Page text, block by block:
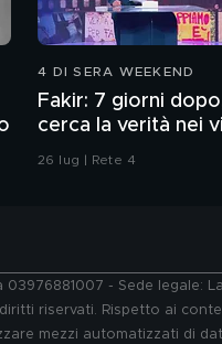
4 DI SERA WEEKEND
Fakir: 7 giorni
cerca la verità nei
26 lug | Rete 4
03976881007 - Sede
riservati. Rispetto ai
mezzi automatizzati di